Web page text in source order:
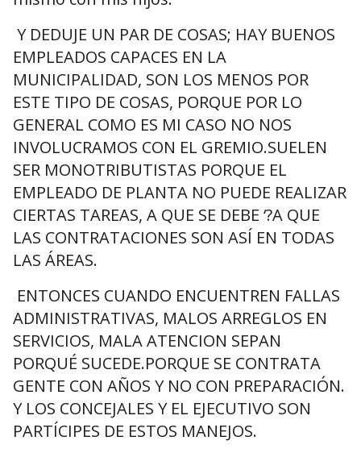
Y DEDUJE UN PAR DE COSAS; HAY BUENOS
EMPLEADOS CAPACES EN LA
MUNICIPALIDAD, SON LOS MENOS POR
ESTE TIPO DE COSAS, PORQUE POR LO
GENERAL COMO ES MI CASO NO NOS
INVOLUCRAMOS CON EL GREMIO.SUELEN
SER MONOTRIBUTISTAS PORQUE EL
EMPLEADO DE PLANTA NO PUEDE REALIZAR
CIERTAS TAREAS, A QUE SE DEBE ‘?A QUE
LAS CONTRATACIONES SON ASÍ EN TODAS
LAS ÁREAS.
ENTONCES CUANDO ENCUENTREN FALLAS
ADMINISTRATIVAS, MALOS ARREGLOS EN
SERVICIOS, MALA ATENCION SEPAN
PORQUÉ SUCEDE.PORQUE SE CONTRATA
GENTE CON AÑOS Y NO CON PREPARACIÓN.
Y LOS CONCEJALES Y EL EJECUTIVO SON
PARTÍCIPES DE ESTOS MANEJOS.